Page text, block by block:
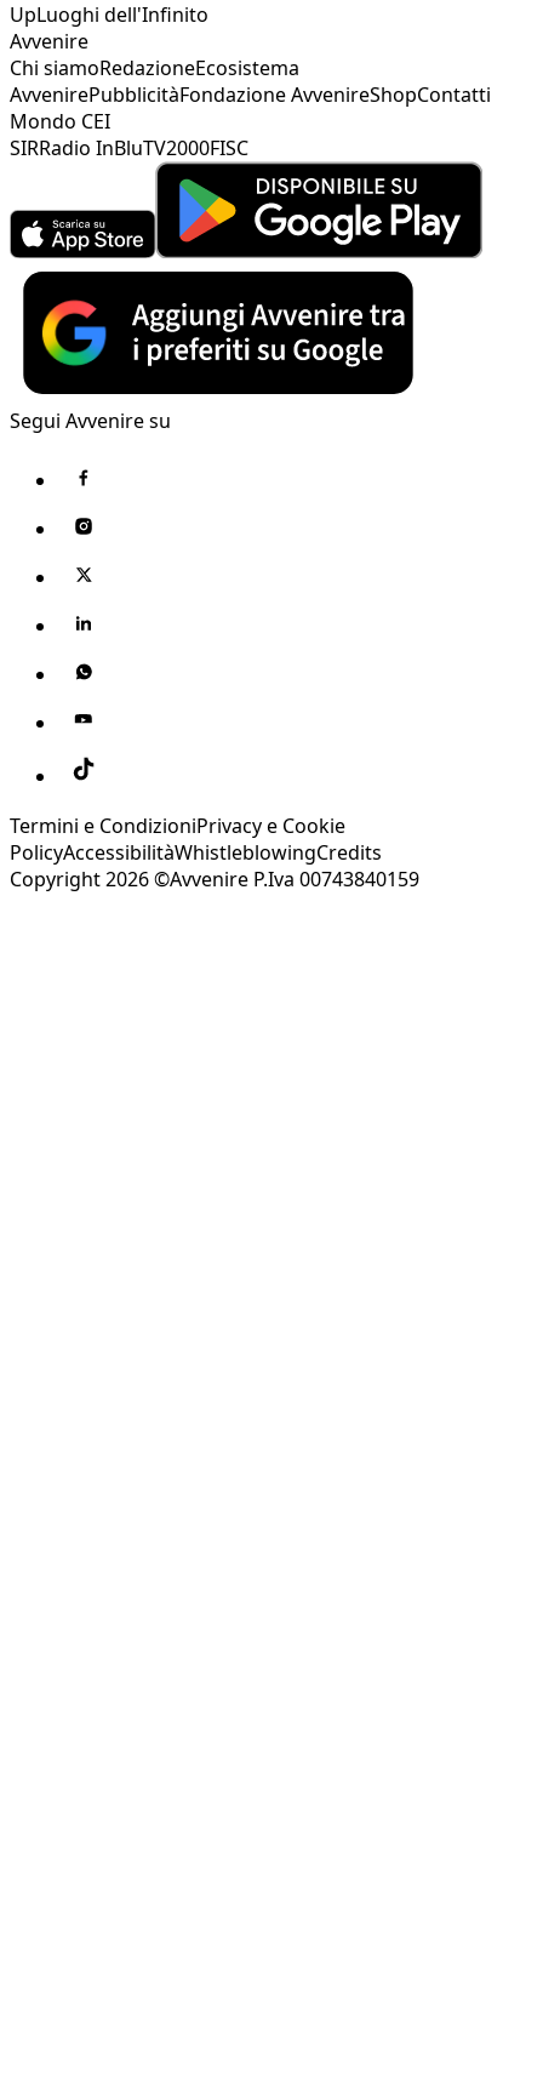
UpLuoghi dell'Infinito
Avvenire
Chi siamoRedazioneEcosistema
AvvenirePubblicitàFondazione AvvenireShopContatti
Mondo CEI
SIRRadio InBluTV2000FISC
Segui Avvenire su
Termini e CondizioniPrivacy e Cookie
PolicyAccessibilitàWhistleblowingCredits
Copyright 2026 ©Avvenire P.Iva 00743840159